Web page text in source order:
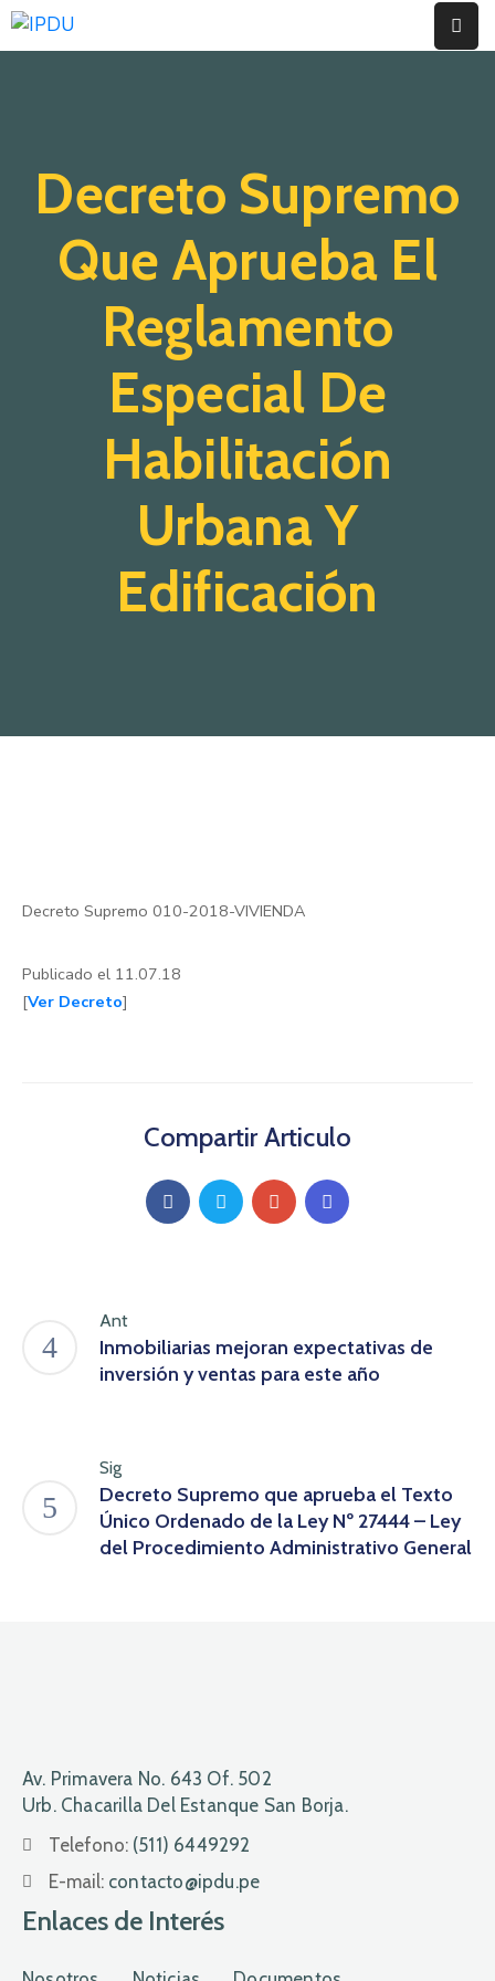
Somos
Legislación
Ordenanzas
Zonificación
Decreto Supremo
Que Aprueba El
Reglamento
Especial De
Habilitación
Urbana Y
Edificación
Decreto Supremo 010-2018-VIVIENDA
Publicado el 11.07.18
[Ver Decreto]
Compartir Articulo
Ant
Inmobiliarias mejoran expectativas de
inversión y ventas para este año
Sig
Decreto Supremo que aprueba el Texto
Único Ordenado de la Ley Nº 27444 – Ley
del Procedimiento Administrativo General
Av. Primavera No. 643 Of. 502
Urb. Chacarilla Del Estanque San Borja.
Telefono: (511) 6449292
E-mail: contacto@ipdu.pe
Enlaces de Interés